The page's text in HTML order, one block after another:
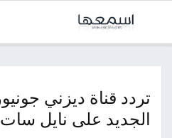
الجديد على نايل سات